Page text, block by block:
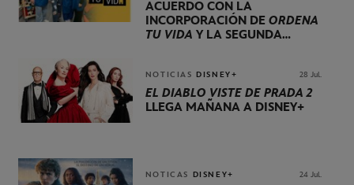
ACUERDO CON LA
INCORPORACIÓN DE ORDENA
TU VIDA Y LA SEGUNDA
NOTICIAS DISNEY+ 28 Jul.
EL DIABLO VISTE DE PRADA 2
LLEGA MAÑANA A DISNEY+
NOTICAS DISNEY+ 24 Jul.